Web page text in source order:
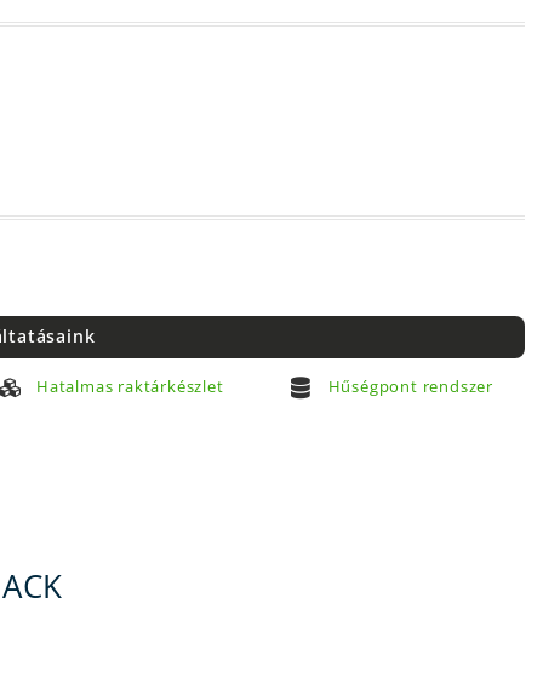
Hatalmas raktárkészlet Hűségpont rendszer